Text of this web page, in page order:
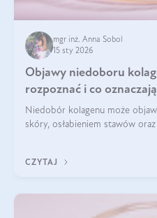
mgr inż. Anna Sobol
15 sty 2026
Objawy niedoboru
rozpoznać i co
Niedobór kolagenu może
skóry, osłabieniem stawów
osłabienie włosów.
CZYTAJ